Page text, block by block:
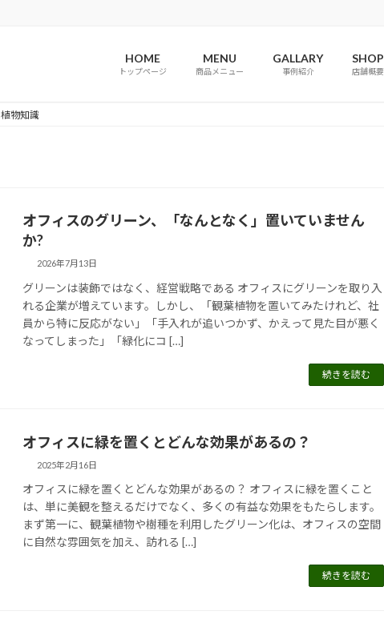
HOME
トップページ
MENU
商品メニュー
GALLARY
事例紹介
SHOP
店舗概要
植物知識
オフィスのグリーン、「なんとなく」置いていません
か?
2026年7月13日
グリーンは装飾ではなく、経営戦略である オフィスにグリーンを取り入
れる企業が増えています。しかし、「観葉植物を置いてみたけれど、社
員から特に反応がない」「手入れが追いつかず、かえって見た目が悪く
なってしまった」「緑化にコ […]
続きを読む
オフィスに緑を置くとどんな効果があるの？
2025年2月16日
オフィスに緑を置くとどんな効果があるの？ オフィスに緑を置くこと
は、単に美観を整えるだけでなく、多くの有益な効果をもたらします。
まず第一に、観葉植物や樹種を利用したグリーン化は、オフィスの空間
に自然な雰囲気を加え、訪れる […]
続きを読む